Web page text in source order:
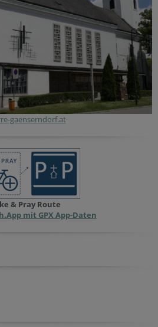
gaenserndorf.at
& Pray Route
mit GPX App-Daten